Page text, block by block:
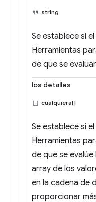
string
Se establece si
Herramientas
de que se
los detalles
cualquiera[]
Se establece si
Herramientas
de que se evalúe
array de los
en la cadena de
proporcionar